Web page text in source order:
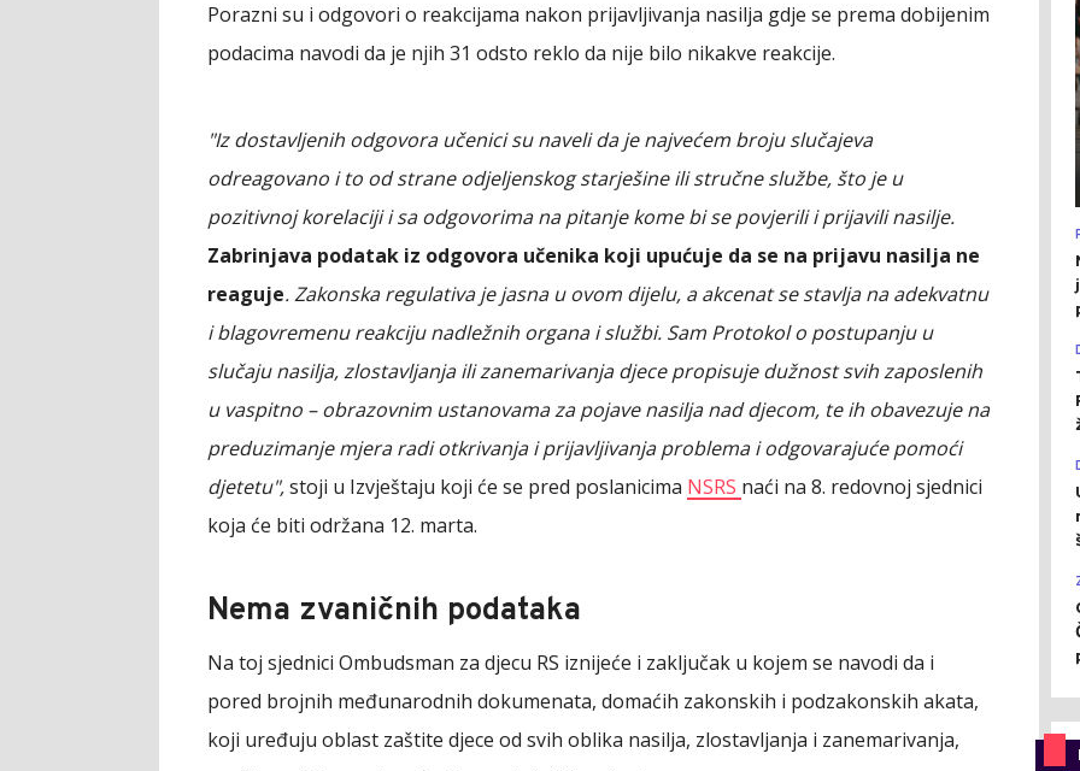
Porazni su i odgovori o reakcijama nakon prijavljivanja nasilja gdje se prema dobijenim
podacima navodi da je njih 31 odsto reklo da nije bilo nikakve reakcije.
"Iz dostavljenih odgovora učenici su naveli da je najvećem broju slučajeva
odreagovano i to od strane odjeljenskog starješine ili stručne službe, što je u
pozitivnoj korelaciji i sa odgovorima na pitanje kome bi se povjerili i prijavili nasilje.
Zabrinjava podatak iz odgovora učenika koji upućuje da se na prijavu nasilja ne
reaguje. Zakonska regulativa je jasna u ovom dijelu, a akcenat se stavlja na adekvatnu
i blagovremenu reakciju nadležnih organa i službi. Sam Protokol o postupanju u
slučaju nasilja, zlostavljanja ili zanemarivanja djece propisuje dužnost svih zaposlenih
u vaspitno – obrazovnim ustanovama za pojave nasilja nad djecom, te ih obavezuje na
preduzimanje mjera radi otkrivanja i prijavljivanja problema i odgovarajuće pomoći
djetetu",stoji u Izvještaju koji će se pred poslanicima NSRS naći na 8. redovnoj sjednici
koja će biti održana 12. marta.
Nema zvaničnih podataka
Na toj sjednici Ombudsman za djecu RS iznijeće i zaključak u kojem se navodi da i
pored brojnih međunarodnih dokumenata, domaćih zakonskih i podzakonskih akata,
koji uređuju oblast zaštite djece od svih oblika nasilja, zlostavljanja i zanemarivanja,